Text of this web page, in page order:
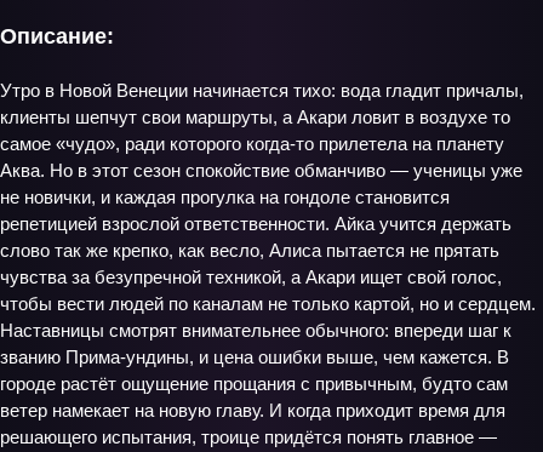
Описание:
Утро в Новой Венеции начинается тихо: вода гладит причалы,
клиенты шепчут свои маршруты, а Акари ловит в воздухе то
самое «чудо», ради которого когда-то прилетела на планету
Аква. Но в этот сезон спокойствие обманчиво — ученицы уже
не новички, и каждая прогулка на гондоле становится
репетицией взрослой ответственности. Айка учится держать
слово так же крепко, как весло, Алиса пытается не прятать
чувства за безупречной техникой, а Акари ищет свой голос,
чтобы вести людей по каналам не только картой, но и сердцем.
Наставницы смотрят внимательнее обычного: впереди шаг к
званию Прима-ундины, и цена ошибки выше, чем кажется. В
городе растёт ощущение прощания с привычным, будто сам
ветер намекает на новую главу. И когда приходит время для
решающего испытания, троице придётся понять главное —